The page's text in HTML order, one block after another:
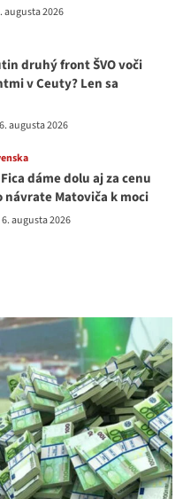
augusta 2026
druhý front ŠVO voči
v Ceuty? Len sa
6. augusta 2026
dáme dolu aj za cenu
návrate Matoviča k moci
6. augusta 2026